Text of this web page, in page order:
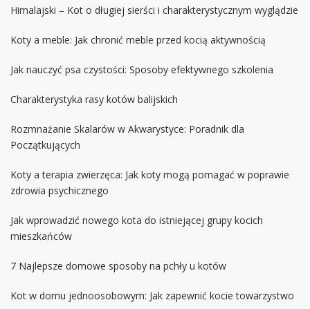
Himalajski – Kot o długiej sierści i charakterystycznym wyglądzie
Koty a meble: Jak chronić meble przed kocią aktywnością
Jak nauczyć psa czystości: Sposoby efektywnego szkolenia
Charakterystyka rasy kotów balijskich
Rozmnażanie Skalarów w Akwarystyce: Poradnik dla
Początkujących
Koty a terapia zwierzęca: Jak koty mogą pomagać w poprawie
zdrowia psychicznego
Jak wprowadzić nowego kota do istniejącej grupy kocich
mieszkańców
7 Najlepsze domowe sposoby na pchły u kotów
Kot w domu jednoosobowym: Jak zapewnić kocie towarzystwo